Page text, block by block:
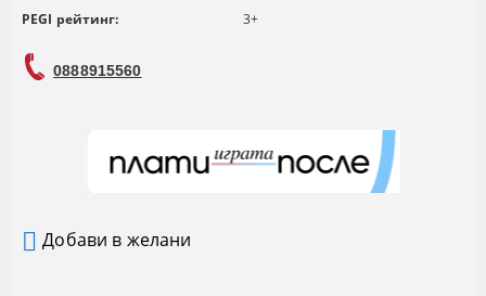
PEGI рейтинг:
3+
0888915560
Добави в желани